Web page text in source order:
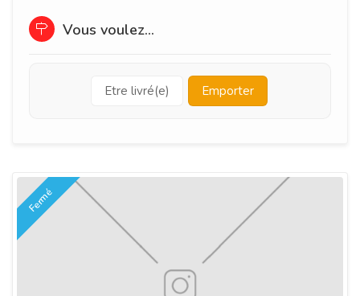
Vous voulez...
Etre livré(e) Emporter
Fermé